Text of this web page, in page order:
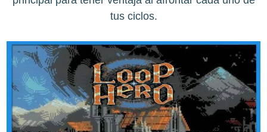
tus ciclos.